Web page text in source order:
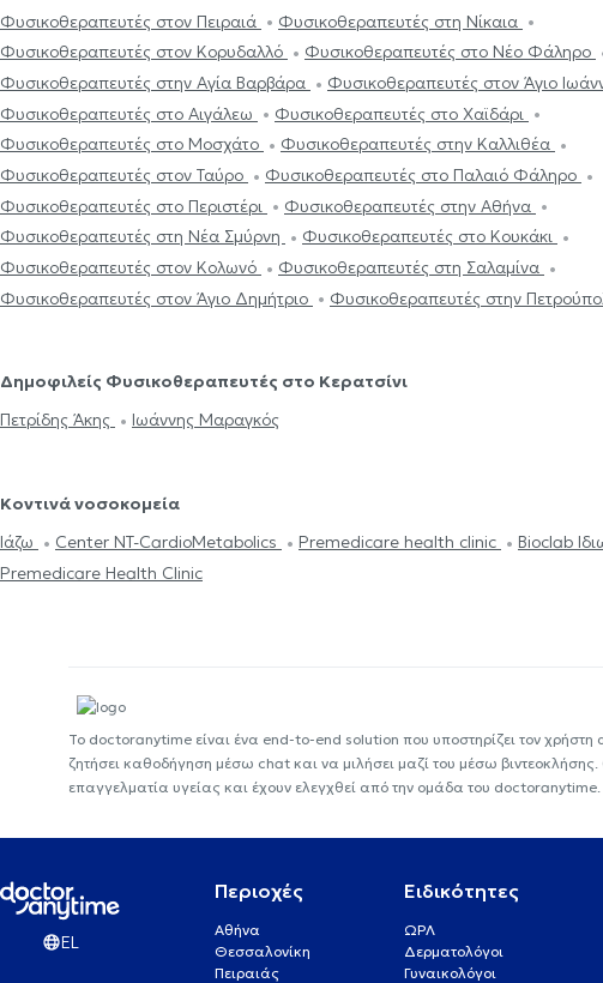
Φυσικοθεραπευτές στον Πειραιά
Φυσικοθεραπευτές στη Νίκαια
Φυσικοθεραπευτές στον Κορυδαλλό
Φυσικοθεραπευτές στο Νέο Φάληρο
Φυσικοθεραπευτές στην Αγία Βαρβάρα
Φυσικοθεραπευτές στον Άγιο
Φυσικοθεραπευτές στο Αιγάλεω
Φυσικοθεραπευτές στο Χαϊδάρι
Φυσικοθεραπευτές στο Μοσχάτο
Φυσικοθεραπευτές στην Καλλιθέα
Φυσικοθεραπευτές στον Ταύρο
Φυσικοθεραπευτές στο Παλαιό Φάληρο
Φυσικοθεραπευτές στο Περιστέρι
Φυσικοθεραπευτές στην Αθήνα
Φυσικοθεραπευτές στη Νέα Σμύρνη
Φυσικοθεραπευτές στο Κουκάκι
Φυσικοθεραπευτές στον Κολωνό
Φυσικοθεραπευτές στη Σαλαμίνα
Φυσικοθεραπευτές στον Άγιο Δημήτριο
Φυσικοθεραπευτές στην
Δημοφιλείς Φυσικοθεραπευτές στο Κερατσίνι
Πετρίδης Άκης
Ιωάννης Μαραγκός
Κοντινά νοσοκομεία
Ιάζω
Center NT-CardioMetabolics Premedicare health clinic
Bioclab
Premedicare Health Clinic
Το doctoranytime είναι ένα end-to-end solution που υποστηρίζει τον χρήστη
ζητήσει καθοδήγηση μέσω chat και να μιλήσει μαζί του μέσω
επαγγελματία υγείας και έχουν ελεγχθεί από την ομάδα του doctoranytime.
EL
Περιοχές
Αθήνα
Θεσσαλονίκη
Πειραιάς
Ειδικότητες
ΩΡΛ
Δερματολόγοι
Γυναικολόγοι